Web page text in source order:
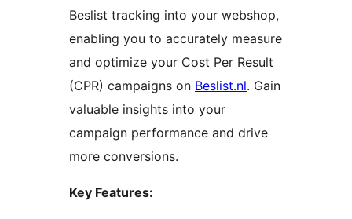
Beslist tracking into your webshop,
enabling you to accurately measure
and optimize your Cost Per Result
(CPR) campaigns on Beslist.nl. Gain
valuable insights into your
campaign performance and drive
more conversions.
Key Features: